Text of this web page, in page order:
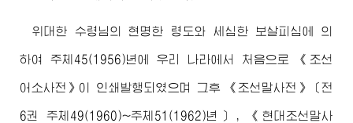
위대한 수령님 의 현명한 령도와 세심한 보살피심에 의
하여 주체45(1956)년에 우리 나라에서 처음으로 《조선
어소사전》이 인쇄발행되였으며 그후 《조선말사전》〔전
6권 주체49(1960)~주체51(1962)년〕, 《현대조선말사